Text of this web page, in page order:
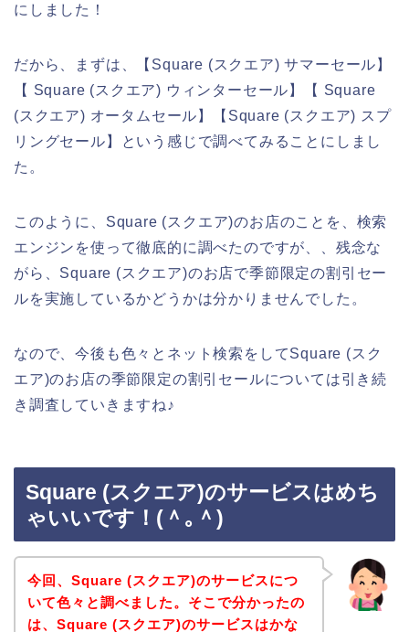
にしました！
だから、まずは、【Square (スクエア) サマーセール】
【 Square (スクエア) ウィンターセール】【 Square
(スクエア) オータムセール】【Square (スクエア) スプ
リングセール】という感じで調べてみることにしまし
た。
このように、Square (スクエア)のお店のことを、検索
エンジンを使って徹底的に調べたのですが、、残念な
がら、Square (スクエア)のお店で季節限定の割引セー
ルを実施しているかどうかは分かりませんでした。
なので、今後も色々とネット検索をしてSquare (スク
エア)のお店の季節限定の割引セールについては引き続
き調査していきますね♪
Square (スクエア)のサービスはめち
ゃいいです！(＾｡＾)
今回、Square (スクエア)のサービスにつ
いて色々と調べました。そこで分かったの
は、Square (スクエア)のサービスはかな